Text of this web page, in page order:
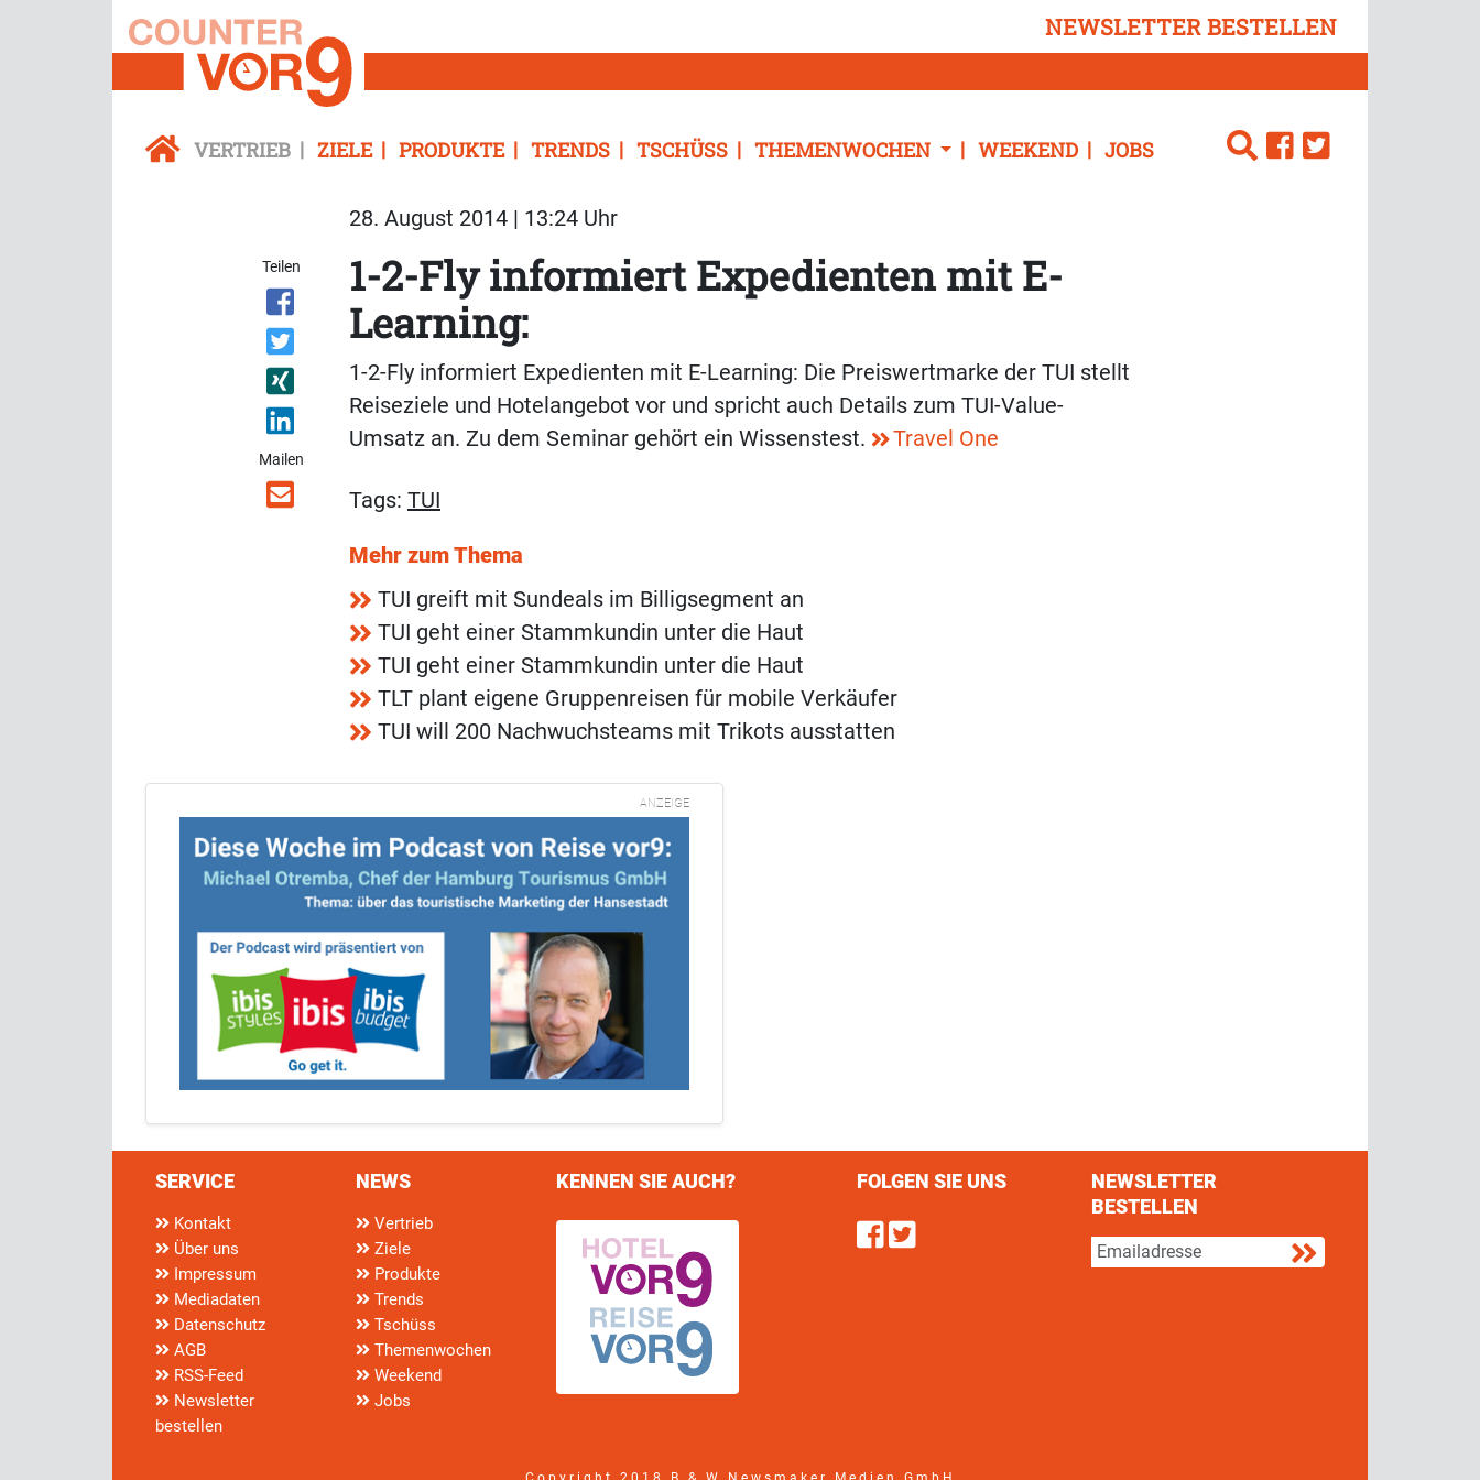
NEWSLETTER BESTELLEN
VERTRIEB ZIELE PRODUKTE TRENDS TSCHÜSS THEMENWOCHEN WEEKEND JOBS
28. August 2014 | 13:24 Uhr
Teilen
Mailen
1-2-Fly informiert Expedienten mit E-
Learning:
1-2-Fly informiert Expedienten mit E-Learning: Die Preiswertmarke der TUI stellt
Reiseziele und Hotelangebot vor und spricht auch Details zum TUI-Value-
Umsatz an. Zu dem Seminar gehört ein Wissenstest.
Travel One
Tags: TUI
Mehr zum Thema
TUI greift mit Sundeals im Billigsegment an
TUI geht einer Stammkundin unter die Haut
TUI geht einer Stammkundin unter die Haut
TLT plant eigene Gruppenreisen für mobile Verkäufer
TUI will 200 Nachwuchsteams mit Trikots ausstatten
ANZEIGE
SERVICE
Kontakt
Über uns
Impressum
Mediadaten
Datenschutz
AGB
RSS-Feed
Newsletter
bestellen
NEWS
Vertrieb
Ziele
Produkte
Trends
Tschüss
Themenwochen
Weekend
Jobs
KENNEN SIE AUCH? FOLGEN SIE UNS
Find us on Facebook
Follow us on Twitter
NEWSLETTER
BESTELLEN